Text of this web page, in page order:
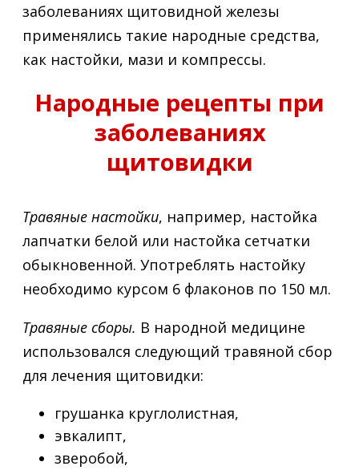
заболеваниях щитовидной железы
применялись такие народные средства,
как настойки, мази и компрессы.
Народные рецепты при
заболеваниях
щитовидки
Травяные настойки, например, настойка
лапчатки белой или настойка сетчатки
обыкновенной. Употреблять настойку
необходимо курсом 6 флаконов по 150 мл.
Травяные сборы. В народной медицине
использовался следующий травяной сбор
для лечения щитовидки:
грушанка круглолистная,
эвкалипт,
зверобой,